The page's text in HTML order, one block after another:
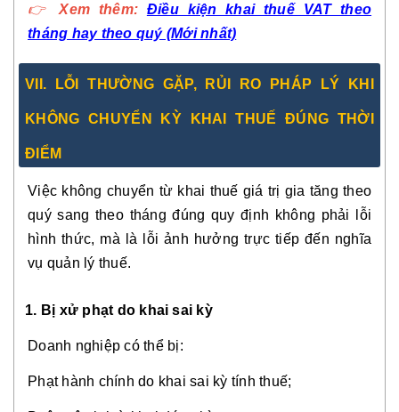
👉 Xem thêm: Điều kiện khai thuế VAT theo
tháng hay theo quý (Mới nhất)
VII. LỖI THƯỜNG GẶP, RỦI RO PHÁP LÝ KHI
KHÔNG CHUYỂN KỲ KHAI THUẾ ĐÚNG THỜI
ĐIỂM
Việc không chuyển từ khai thuế giá trị gia tăng theo
quý sang theo tháng đúng quy định không phải lỗi
hình thức, mà là lỗi ảnh hưởng trực tiếp đến nghĩa
vụ quản lý thuế.
1. Bị xử phạt do khai sai kỳ
Doanh nghiệp có thể bị:
Phạt hành chính do khai sai kỳ tính thuế;